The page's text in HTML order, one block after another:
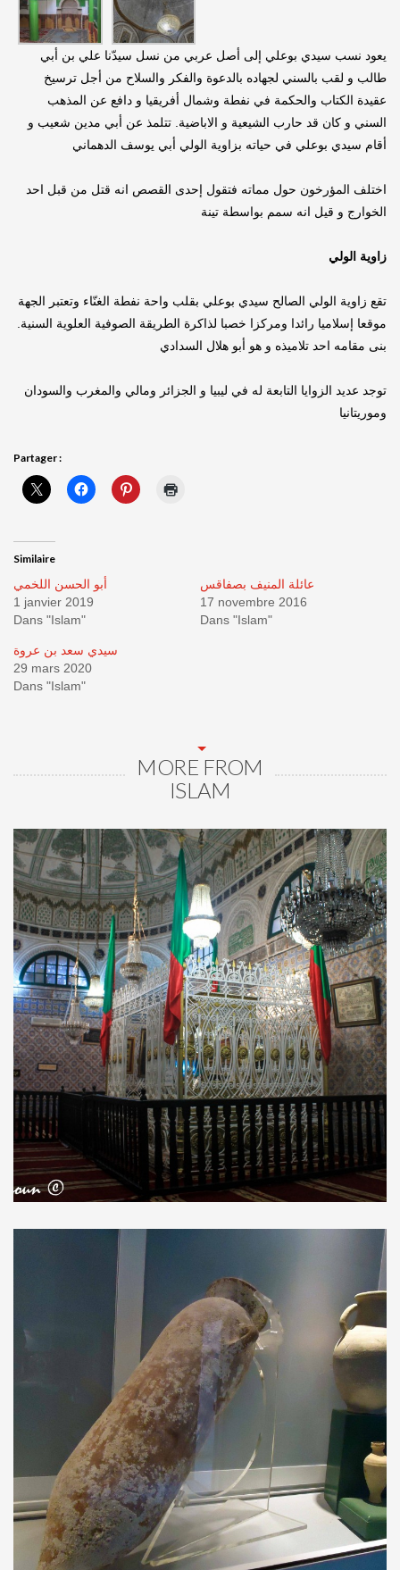
يعود نسب سيدي بوعلي إلى أصل عربي من نسل سيدّنا علي بن أبي
طالب و لقب بالسني لجهاده بالدعوة والفكر والسلاح من أجل ترسيخ
عقيدة الكتاب والحكمة في نفطة وشمال أفريقيا و دافع عن المذهب
السني و كان قد حارب الشيعية و الاباضية. تتلمذ عن أبي مدين شعيب و
أقام سيدي بوعلي في حياته بزاوية الولي أبي يوسف الدهماني
اختلف المؤرخون حول مماته فتقول إحدى القصص انه قتل من قبل احد
الخوارج و قيل انه سمم بواسطة تينة
زاوية الولي
تقع زاوية الولي الصالح سيدي بوعلي بقلب واحة نفطة الغنّاء وتعتبر الجهة
موقعا إسلاميا رائدا ومركزا خصبا لذاكرة الطريقة الصوفية العلوية السنية.
بنى مقامه احد تلاميذه و هو أبو هلال السدادي
توجد عديد الزوايا التابعة له في ليبيا و الجزائر ومالي والمغرب والسودان
وموريتانيا
Partager :
Similaire
أبو الحسن اللخمي
1 janvier 2019
Dans "Islam"
عائلة المنيف بصفاقس
17 novembre 2016
Dans "Islam"
سيدي سعد بن عروة
29 mars 2020
Dans "Islam"
MORE FROM
ISLAM